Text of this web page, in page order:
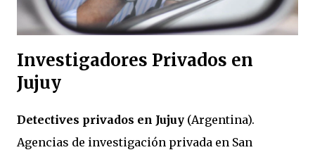
Investigadores Privados en
Jujuy
Detectives privados en Jujuy (Argentina).
Agencias de investigación privada en San